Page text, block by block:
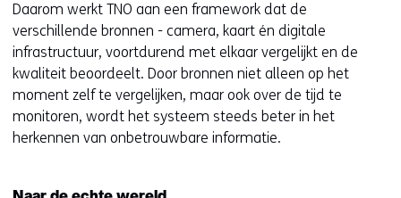
Daarom werkt TNO aan een framework dat de
verschillende bronnen - camera, kaart én digitale
infrastructuur, voortdurend met elkaar vergelijkt en de
kwaliteit beoordeelt. Door bronnen niet alleen op het
moment zelf te vergelijken, maar ook over de tijd te
monitoren, wordt het systeem steeds beter in het
herkennen van onbetrouwbare informatie.